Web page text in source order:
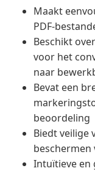
Maakt
PDF-
Beschikt
voor het
naar
Bevat een
beoordeling
Biedt veilige
Intuïtieve en